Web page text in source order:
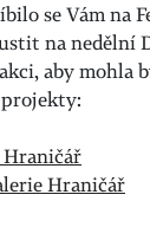
se Vám na
na nedělní
aby mohla
Hraničář